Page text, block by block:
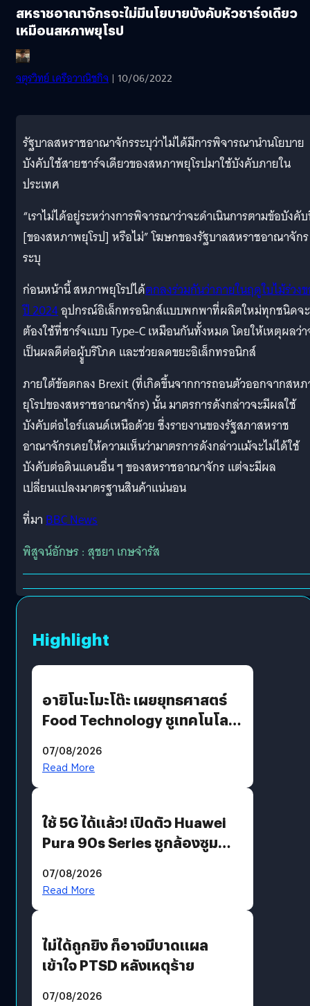
สหราชอาณาจักรจะไม่มีนโยบายบังคับหัวชาร์จเดียว
เหมือนสหภาพยุโรป
จตุรวิทย์ เครือวาณิชกิจ | 10/06/2022
รัฐบาลสหราชอาณาจักรระบุว่าไม่ได้มีการพิจารณานำนโยบาย
บังคับใช้สายชาร์จเดียวของสหภาพยุโรปมาใช้บังคับภายใน
ประเทศ
“เราไม่ได้อยู่ระหว่างการพิจารณาว่าจะดำเนินการตามข้อบังคั
[ของสหภาพยุโรป] หรือไม่” โฆษกของรัฐบาลสหราชอาณาจักร
ระบุ
ก่อนหน้านี้ สหภาพยุโรปได้ตกลงร่วมกันว่าภายในฤดูใบไม้ร่วง
ปี 2024อุปกรณ์อิเล็กทรอนิกส์แบบพกพาที่ผลิตใหม่ทุกชนิดจะ
ต้องใช้ที่ชาร์จแบบ Type-C เหมือนกันทั้งหมด โดยให้เหตุผลว่
เป็นผลดีต่อผูู้บริโภค และช่วยลดขยะอิเล็กทรอนิกส์
ภายใต้ข้อตกลง Brexit (ที่เกิดขึ้นจากการถอนตัวออกจากสห
ยุโรปของสหราชอาณาจักร) นั้น มาตรการดังกล่าวจะมีผลใช้
บังคับต่อไอร์แลนด์เหนือด้วย ซึ่งรายงานของรัฐสภาสหราช
อาณาจักรเคยให้ความเห็นว่ามาตรการดังกล่าวแม้จะไม่ได้ใช้
บังคับต่อดินแดนอื่น ๆ ของสหราชอาณาจักร แต่จะมีผล
เปลี่ยนแปลงมาตรฐานสินค้าแน่นอน
ที่มาBBC News
พิสูจน์อักษร : สุชยา เกษจำรัส
Highlight
อายิโนะโมะโต๊ะ เผยยุทธศาสตร์
Food Technology ชูเทคโนโลยี
บริโภคและ B2B
07/08/2026
Read More
ใช้ 5G ได้แล้ว! เปิดตัว Huawei
Pura 90s Series ชูกล้องซูม
07/08/2026
Read More
ไม่ได้ถูกยิง ก็อาจมีบาดแผล
เข้าใจ PTSD หลังเหตุร้าย
07/08/2026